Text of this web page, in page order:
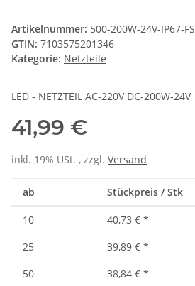
Artikelnummer: 500-200W-24V-IP67-FS
GTIN: 7103575201346
Kategorie: Netzteile
LED - NETZTEIL AC-220V DC-200W-24V
41,99 €
inkl. 19% USt. , zzgl. Versand
ab Stückpreis / Stk
10 40,73 € *
25
39,89 € *
50
38,84 € *